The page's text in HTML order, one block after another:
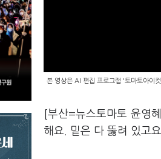
본 영상은 AI 편집 프로그램 '토마토아이
[부산=뉴스토마토 윤영
해요. 밑은 다 뚫려 있고